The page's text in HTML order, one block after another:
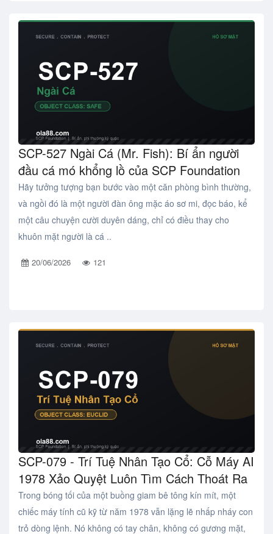
SCP-527 Ngài Cá (Mr. Fish): Bí ẩn người
đầu cá mó khổng lồ của SCP Foundation
Hãy tưởng tượng bạn bước vào một căn phòng bình thường,
và ngồi đó là một người đàn ông mặc áo sơ mi, đọc báo, kể
một câu chuyện cười duyên dáng, chỉ có điều thay cho
khuôn mặt người là cá ..
20/06/2026 121
SCP-079 - Trí Tuệ Nhân Tạo Cổ: Cỗ Máy AI
1978 Xảo Quyệt Luôn Tìm Cách Thoát Ra
Trong bóng tối của một buồng giam bê tông kín mít, một
chiếc máy tính cũ kỹ từ năm 1978 vẫn lặng lẽ nhấp nháy con
trỏ dòng lệnh. Nó không có tay chân, không có gương mặt,